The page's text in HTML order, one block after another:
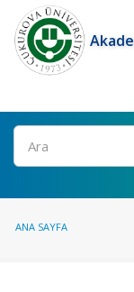
Ara
ANA SAYFA